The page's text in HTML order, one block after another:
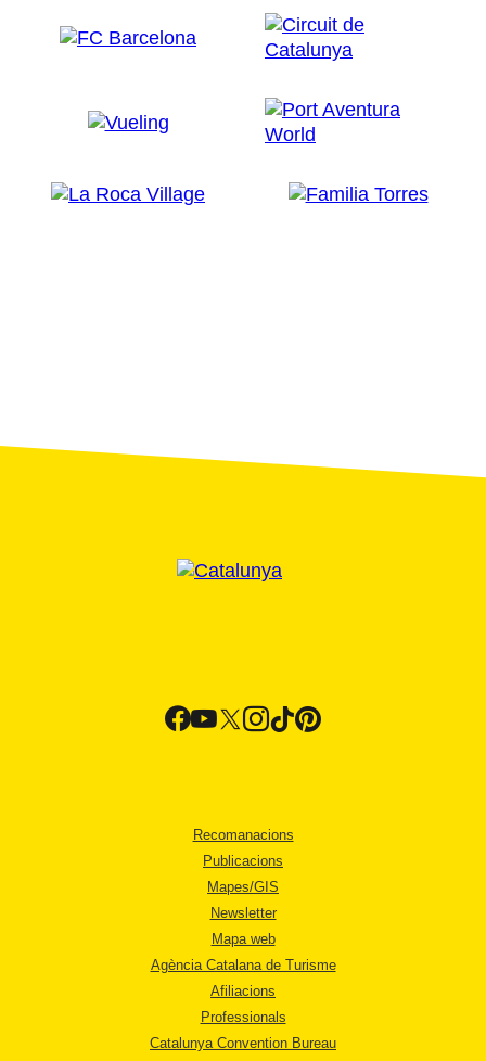
Recomanacions
Publicacions
Mapes/GIS
Newsletter
Mapa web
Agència Catalana de Turisme
Afiliacions
Professionals
Catalunya Convention Bureau